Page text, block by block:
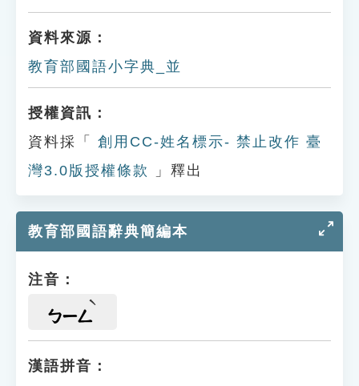
資料來源：
教育部國語小字典_並
授權資訊：
資料採「
創用CC-姓名標示- 禁止改作 臺
灣3.0版授權條款
」釋出
教育部國語辭典簡編本
注音：
ㄅㄧㄥ
漢語拼音：